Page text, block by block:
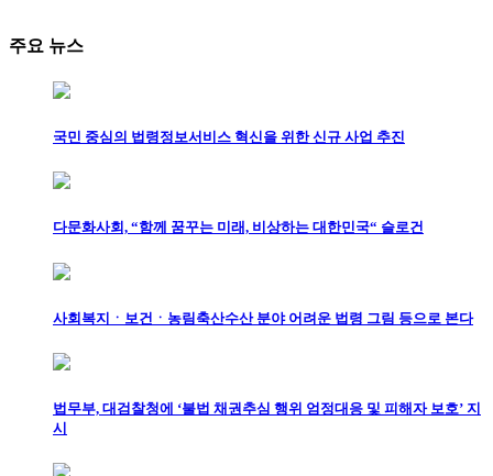
주요 뉴스
국민 중심의 법령정보서비스 혁신을 위한 신규 사업 추진
다문화사회, “함께 꿈꾸는 미래, 비상하는 대한민국“ 슬로건
사회복지ㆍ보건ㆍ농림축산수산 분야 어려운 법령 그림 등으로 본다
법무부, 대검찰청에 ‘불법 채권추심 행위 엄정대응 및 피해자 보호’ 지
시